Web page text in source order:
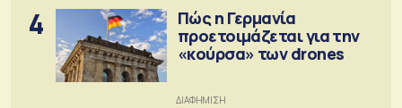
4
Πώς η Γερμανία
προετοιμάζεται για την
«κούρσα» των drones